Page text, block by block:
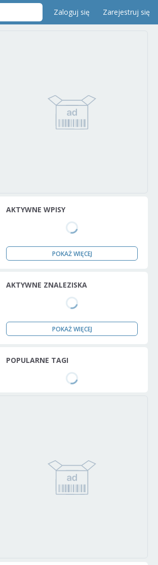
Zaloguj się Zarejestruj się
AKTYWNE WPISY
POKAŻ WIĘCEJ
AKTYWNE ZNALEZISKA
POKAŻ WIĘCEJ
POPULARNE TAGI